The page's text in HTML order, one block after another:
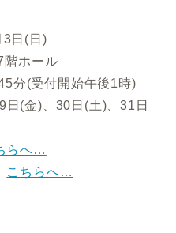
日(日)
ホール
分(受付開始午後1時)
日(金)、30日(土)、31日
らへ…
こちらへ…